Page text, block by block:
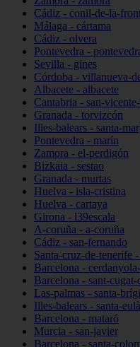
Cádiz - conil-de-la-
Málaga - cártama
Cádiz - olvera
Pontevedra -
Sevilla - gines
Córdoba - villanueva-
Albacete - albacete
Cantabria - san-
Granada - torvizcón
Illes-balears - santa-
Pontevedra - marín
Zamora - el-perdigón
Bizkaia - sestao
Granada - murtas
Huelva - isla-cristina
Huelva - cartaya
Girona - l39escala
A-coruña - a-coruña
Cádiz - san-fernando
Santa-cruz-de-tenerife
Barcelona -
Barcelona - sant-
Las-palmas - santa-
Illes-balears - santa-
Barcelona - mataró
Murcia - san-javier
Barcelona - santa-